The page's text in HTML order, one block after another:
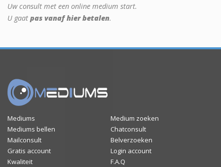
Uw consult met een online medium start.
U gaat pas vanaf hier betalen.
Mediums
Medium zoeken
Mediums bellen
Chatconsult
Mailconsult
Belverzoeken
Gratis account
Login account
Kwaliteit
F.A.Q